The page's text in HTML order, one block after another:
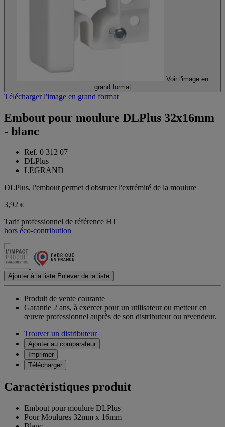
Voir l'image en
grand format
Télécharger l'image en grand format
Embout pour moulure DLPlus 32x16mm
- blanc
Ref. 0 312 07
DLPlus
LEGRAND
DLPlus, l'embout permet d'obstruer l'extrémité de la moulure
3,92 €
Tarif professionnel de référence HT
hors éco-contribution
Ajouter à la liste Enlever de la liste
Produit de vente courante
Garantie 2 ans, à exercer pour un utilisateur ou metteur en
œuvre professionnel auprès de son distributeur ou revendeur.
Trouver un distributeur
Ajouter au comparateur
Imprimer
Télécharger
Caractéristiques produit
Embout pour moulure DLPlus
Pour Moulures 32mm x 16mm